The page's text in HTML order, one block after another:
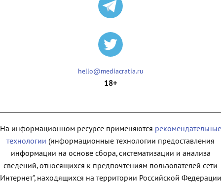
hello@mediacratia.ru
18+
На информационном ресурсе применяются рекомендательные
технологии (информационные технологии предоставления
информации на основе сбора, систематизации и анализа
сведений, относящихся к предпочтениям пользователей сети
находящихся на территории Российской